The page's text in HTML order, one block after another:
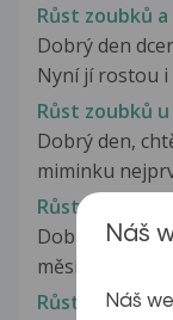
Růst zoubků
Dobrý den
Nyní jí rostou i
Růst zoubků
Dobrý den,
miminku
Růst zoubků u
Dobrý den,
měsíců, má 16
Růst zoubků,
Náš
Náš